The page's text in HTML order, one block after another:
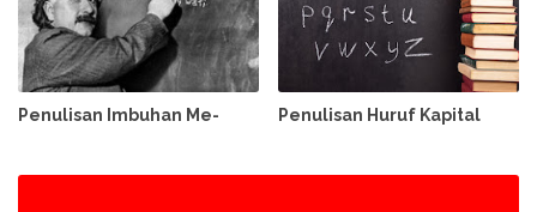
Penulisan Imbuhan Me- Penulisan Huruf Kapital